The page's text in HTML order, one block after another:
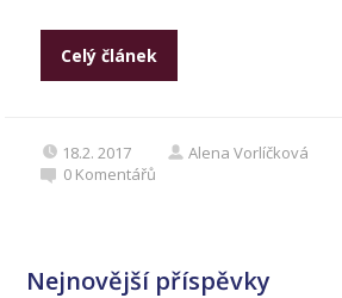
Celý článek
18.2. 2017 Alena Vorlíčková
0 Komentářů
Nejnovější příspěvky